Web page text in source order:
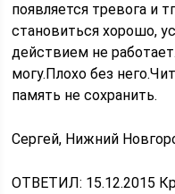
появляется тревога и
становиться хорошо,
действием не
могу.Плохо без
память не сохранить.
Сергей, Нижний
ОТВЕТИЛ: 15.12.2015